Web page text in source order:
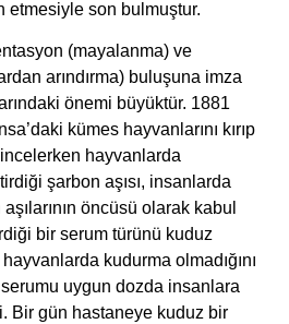
etmesiyle son bulmuştur.
(mayalanma) ve
arındırma) buluşuna imza
önemi büyüktür. 1881
kümes hayvanlarını kırıp
hayvanlarda
şarbon aşısı, insanlarda
öncüsü olarak kabul
bir serum türünü kuduz
kudurma olmadığını
uygun dozda insanlara
Bir gün hastaneye kuduz bir